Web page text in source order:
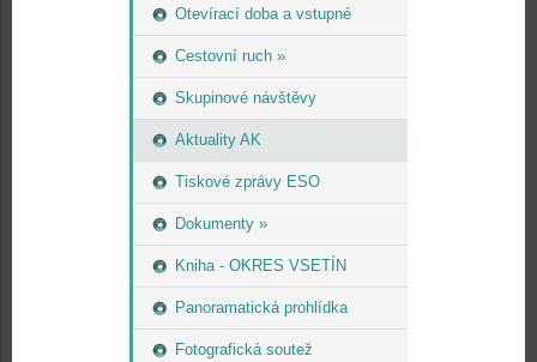
Otevírací doba a vstupné
Cestovní ruch »
Skupinové návštěvy
Aktuality AK
Tiskové zprávy ESO
Dokumenty »
Kniha - OKRES VSETÍN
Panoramatická prohlídka
Fotografická soutež